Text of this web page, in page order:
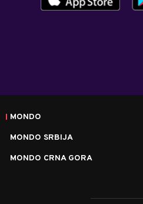
MONDO
MONDO SRBIJA
MONDO CRNA GORA